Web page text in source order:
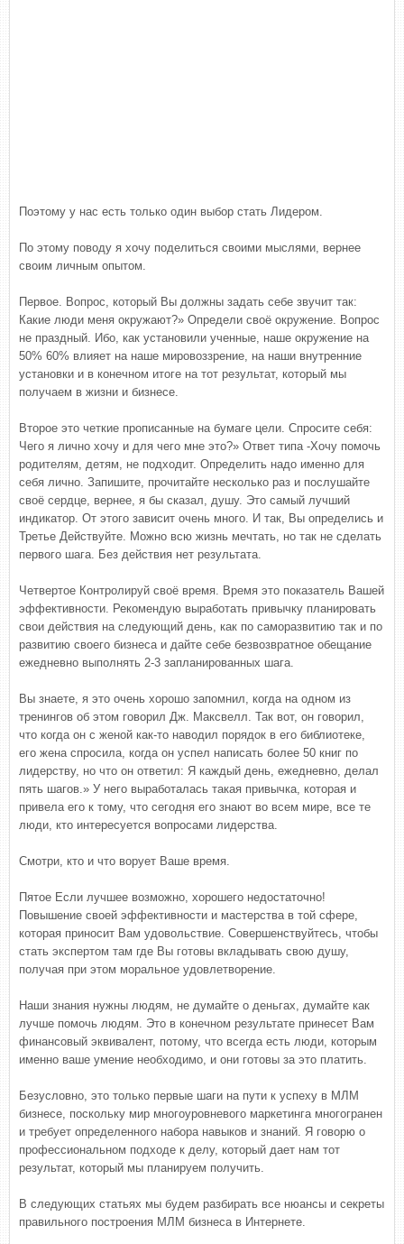
Поэтому у нас есть только один выбор стать Лидером.
По этому поводу я хочу поделиться своими мыслями, вернее
своим личным опытом.
Первое. Вопрос, который Вы должны задать себе звучит так:
Какие люди меня окружают?» Определи своё окружение. Вопрос
не праздный. Ибо, как установили ученные, наше окружение на
50% 60% влияет на наше мировоззрение, на наши внутренние
установки и в конечном итоге на тот результат, который мы
получаем в жизни и бизнесе.
Второе это четкие прописанные на бумаге цели. Спросите себя:
Чего я лично хочу и для чего мне это?» Ответ типа -Хочу помочь
родителям, детям, не подходит. Определить надо именно для
себя лично. Запишите, прочитайте несколько раз и послушайте
своё сердце, вернее, я бы сказал, душу. Это самый лучший
индикатор. От этого зависит очень много. И так, Вы определись и
Третье Действуйте. Можно всю жизнь мечтать, но так не сделать
первого шага. Без действия нет результата.
Четвертое Контролируй своё время. Время это показатель Вашей
эффективности. Рекомендую выработать привычку планировать
свои действия на следующий день, как по саморазвитию так и по
развитию своего бизнеса и дайте себе безвозвратное обещание
ежедневно выполнять 2-3 запланированных шага.
Вы знаете, я это очень хорошо запомнил, когда на одном из
тренингов об этом говорил Дж. Максвелл. Так вот, он говорил,
что когда он с женой как-то наводил порядок в его библиотеке,
его жена спросила, когда он успел написать более 50 книг по
лидерству, но что он ответил: Я каждый день, ежедневно, делал
пять шагов.» У него выработалась такая привычка, которая и
привела его к тому, что сегодня его знают во всем мире, все те
люди, кто интересуется вопросами лидерства.
Смотри, кто и что ворует Ваше время.
Пятое Если лучшее возможно, хорошего недостаточно!
Повышение своей эффективности и мастерства в той сфере,
которая приносит Вам удовольствие. Совершенствуйтесь, чтобы
стать экспертом там где Вы готовы вкладывать свою душу,
получая при этом моральное удовлетворение.
Наши знания нужны людям, не думайте о деньгах, думайте как
лучше помочь людям. Это в конечном результате принесет Вам
финансовый эквивалент, потому, что всегда есть люди, которым
именно ваше умение необходимо, и они готовы за это платить.
Безусловно, это только первые шаги на пути к успеху в МЛМ
бизнесе, поскольку мир многоуровневого маркетинга многогранен
и требует определенного набора навыков и знаний. Я говорю о
профессиональном подходе к делу, который дает нам тот
результат, который мы планируем получить.
В следующих статьях мы будем разбирать все нюансы и секреты
правильного построения МЛМ бизнеса в Интернете.